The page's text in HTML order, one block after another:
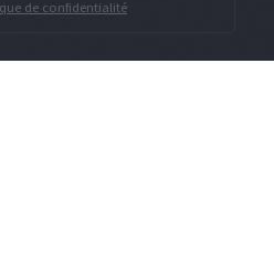
de confidentialité